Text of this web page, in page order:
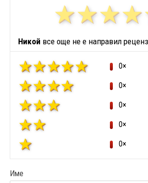
Никой все още не е направил
0×
0×
0×
0×
0×
Име